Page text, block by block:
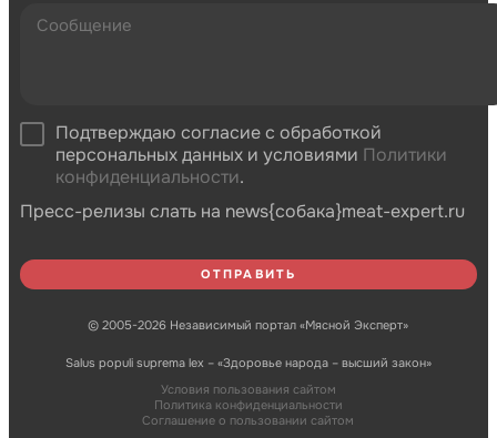
Подтверждаю согласие с обработкой
персональных данных и условиями Политики
конфиденциальности.
Пресс-релизы слать на news{собака}meat-expert.ru
© 2005-2026 Независимый портал «Мясной Эксперт»
Salus populi suprema lex – «Здоровье народа – высший закон»
Условия пользования сайтом
Политика конфиденциальности
Соглашение о пользовании сайтом